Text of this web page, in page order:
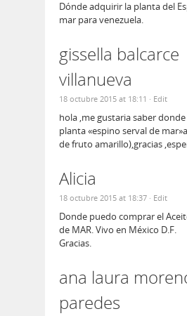
Dónde adquirir la planta del
mar para venezuela.
gissella balcarce
villanueva
18 octubre 2015 at 18:11 · Edit
hola ,me gustaria saber
planta «espino serval de
de fruto amarillo),gracias
Alicia
18 octubre 2015 at 18:37 · Edit
Donde puedo comprar el
de MAR. Vivo en México D.F.
Gracias.
ana laura
paredes